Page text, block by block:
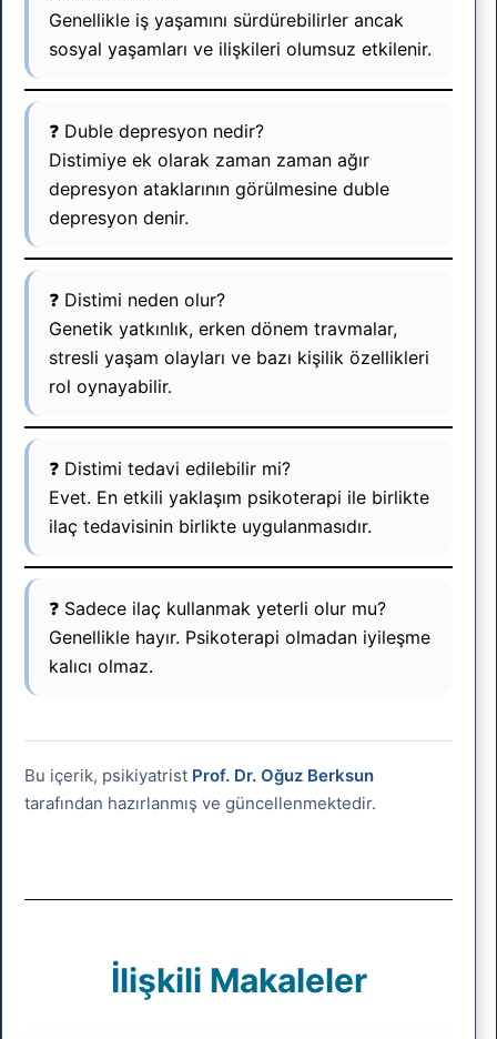
Genellikle iş yaşamını sürdürebilirler ancak
sosyal yaşamları ve ilişkileri olumsuz etkilenir.
❓ Duble depresyon nedir?
Distimiye ek olarak zaman zaman ağır
depresyon ataklarının görülmesine duble
depresyon denir.
❓ Distimi neden olur?
Genetik yatkınlık, erken dönem travmalar,
stresli yaşam olayları ve bazı kişilik özellikleri
rol oynayabilir.
❓ Distimi tedavi edilebilir mi?
Evet. En etkili yaklaşım psikoterapi ile birlikte
ilaç tedavisinin birlikte uygulanmasıdır.
❓ Sadece ilaç kullanmak yeterli olur mu?
Genellikle hayır. Psikoterapi olmadan iyileşme
kalıcı olmaz.
Bu içerik, psikiyatrist Prof. Dr. Oğuz Berksun
tarafından hazırlanmış ve güncellenmektedir.
İlişkili Makaleler